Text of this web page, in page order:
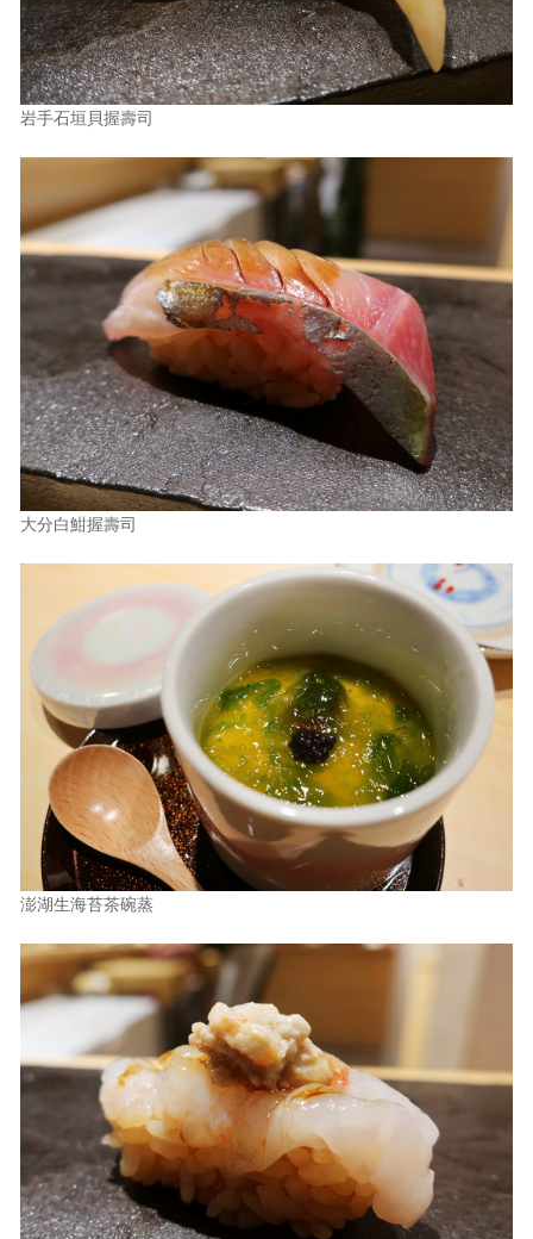
岩手石垣貝握壽司
大分白魽握壽司
澎湖生海苔茶碗蒸